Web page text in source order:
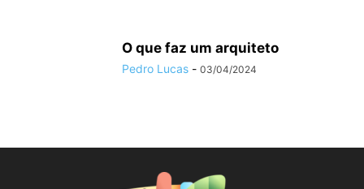
O que faz um arquiteto
Pedro Lucas - 03/04/2024